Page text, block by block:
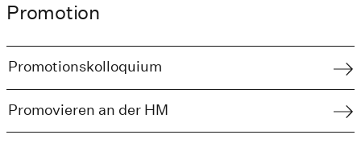
Promotion
Promotionskolloquium
Promovieren an der HM